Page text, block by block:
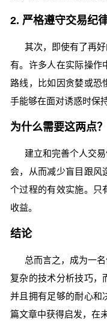
2. 严格遵守交易纪
其次，即使有了再好
有。许多人在实际操作
路线，比如因贪婪或恐
手能够在面对诱惑时保
为什么需要这两点？
建立和完善个人交易
会，从而减少盲目跟风
个过程的有效实施。只
收益。
结论
总而言之，成为一名
复杂的技术分析技巧，
并且拥有足够的耐心和
篇文章中获得启发，在